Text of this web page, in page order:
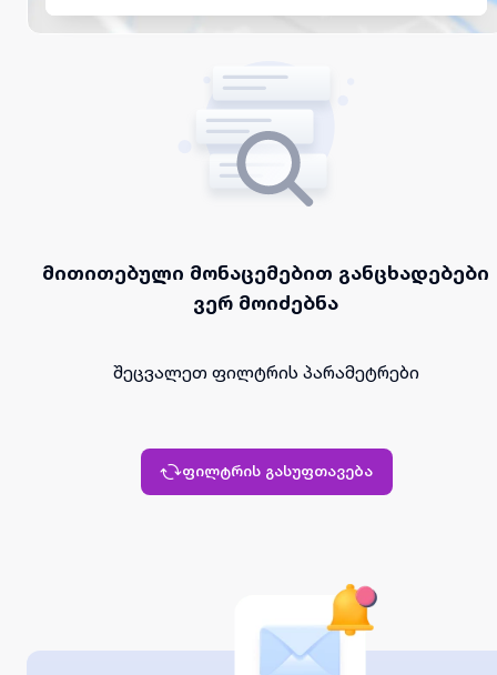
მითითებული მონაცემებით განცხადებები
ვერ მოიძებნა
შეცვალეთ ფილტრის პარამეტრები
ფილტრის გასუფთავება